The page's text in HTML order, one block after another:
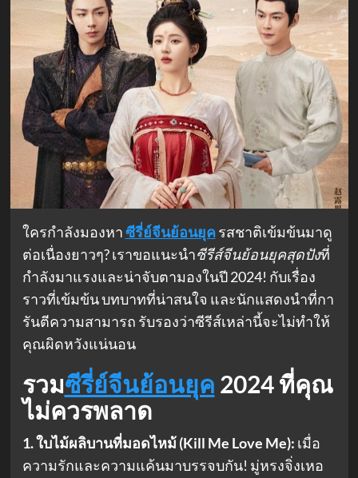
ใครกำลังมองหาซีรี่ย์จีนย้อนยุครสชาติเข้มข้นมาดู
ต่อเนื่องยาวๆ? เราขอแนะนำซีรีส์จีนย้อนยุคสุดปังที่
กำลังมาแรงและน่าจับตามองในปี 2024! กับเรื่อง
ราวที่เข้มข้น บทบาทที่น่าสนใจ และนักแสดงนำที่กา
รันตีความสามารถ รับรองว่าซีรีส์เหล่านี้จะไม่ทำให้
คุณผิดหวังแน่นอน
รวมซีรี่ย์จีนย้อนยุค 2024ที่คุณ
ไม่ควรพลาด
1. ใบไม้ผลิบานที่มอดไหม้ (Kill Me Love Me): เมื่อ
ความรักและความแค้นมาบรรจบกัน! มู่หรงจิ่งเหอ